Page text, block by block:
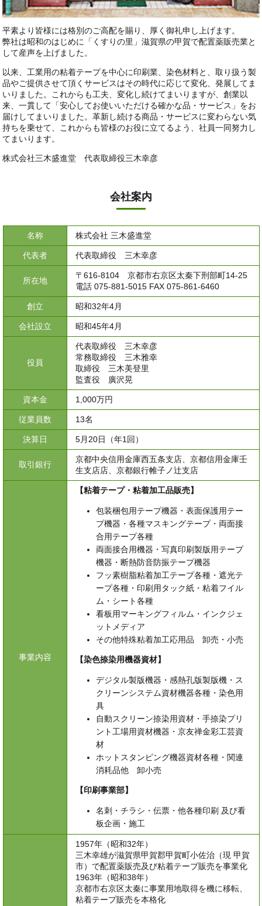
平素より皆様には格別のご高配を賜り、厚く御礼申し上げます。
弊社は昭和のはじめに「くすりの里」滋賀県の甲賀で配置薬販売業と
して産声を上げました。
以来、工業用の粘着テープを中心に印刷業、染色材料と、取り扱う製
品やご提供させて頂くサービスはその時代に応じて変化、発展してま
いりました。これからも工夫、変化し続けてまいりますが、創業以
来、一貫して「安心してお使いいただける確かな品・サービス」をお
届けしてまいりました。革新し続ける商品・サービスに変わらない気
持ちを乗せて、これからも皆様のお役に立てるよう、社員一同努力し
てまいります。
株式会社三木盛進堂 代表取締役三木幸彦
会社案内
名称 株式会社 三木盛進堂
代表者 代表取締役 三木幸彦
所在地
〒616-8104 京都市右京区太秦下刑部町14-25
電話 075-881-5015 FAX 075-861-6460
創立 昭和32年4月
会社設立 昭和45年4月
役員
代表取締役 三木幸彦
常務取締役 三木雅幸
取締役 三木美登里
監査役 廣沢晃
資本金 1,000万円
従業員数 13名
決算日 5月20日（年1回）
取引銀行
京都中央信用金庫西五条支店、京都信用金庫壬
生支店店、京都銀行帷子ノ辻支店
事業内容
【粘着テープ・粘着加工品販売】
包装梱包用テープ機器・表面保護用テー
プ機器・各種マスキングテープ・両面接
合用テープ各種
両面接合用機器・写真印刷製版用テープ
機器・断熱防音防振テープ機器
フッ素樹脂粘着加工テープ各種・遮光テ
ープ各種・印刷用タック紙・粘着フイル
ム・シート各種
看板用マーキングフィルム・インクジェ
ットメディア
その他特殊粘着加工応用品 卸売・小売
【染色捺染用機器資材】
デジタル製版機器・感熱孔版製版機・ス
クリーンシステム資材機器各種・染色用
具
自動スクリーン捺染用資材・手捺染プリ
ント工場用資材機器・京友禅金彩工芸資
材
ホットスタンピング機器資材各種・関連
消耗品他 卸小売
【印刷事業部】
名刺・チラシ・伝票・他各種印刷 及び看
板企画・施工
1957年（昭和32年）
三木幸雄が滋賀県甲賀郡甲賀町小佐治（現 甲賀
市）で配置薬販売及び粘着テープ販売を事業化
1963年（昭和38年）
京都市右京区太秦に事業用地取得を機に移転、
粘着テープ販売を本格化